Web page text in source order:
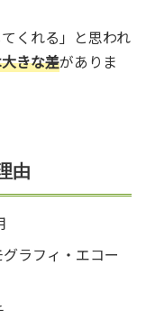
くれる」と思われ
きな差がありま
由
ラフィ・エコー